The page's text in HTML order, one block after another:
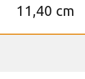
11,40 cm